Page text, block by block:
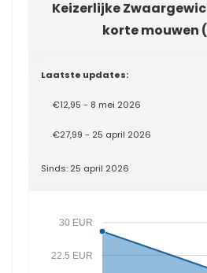
Keizerlijke
korte mouwen
Laatste updates:
€12,95 - 8 mei 2026
€27,99 - 25 april 2026
Sinds: 25 april 2026
22.5 EUR
30 EUR